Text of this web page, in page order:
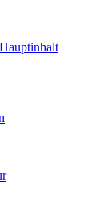
Hauptinhalt